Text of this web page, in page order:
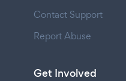
Contact Support
Report Abuse
Get Involved